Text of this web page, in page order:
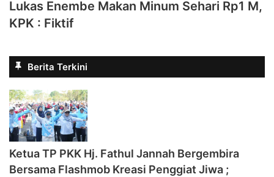
Lukas Enembe Makan Minum Sehari Rp1 M,
KPK : Fiktif
Berita Terkini
‎Ketua TP PKK Hj. Fathul Jannah Bergembira
Bersama Flashmob Kreasi Penggiat Jiwa ;